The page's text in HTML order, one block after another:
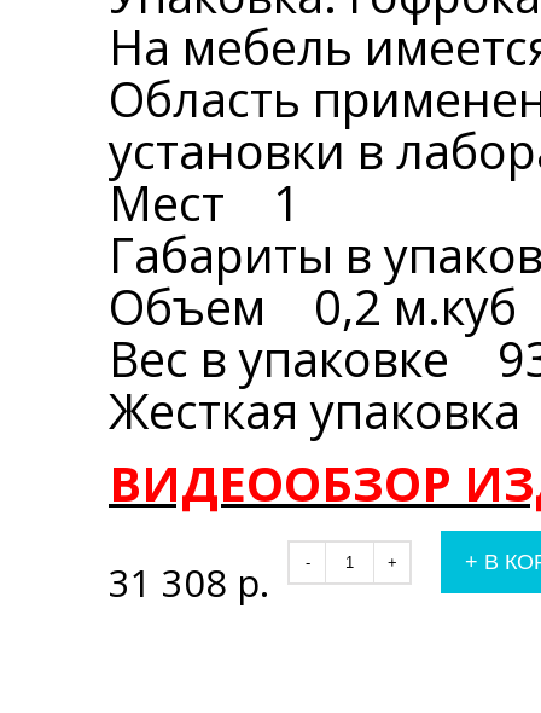
На мебель
Область
установки в
Мест 1
Габариты в
Объем 0,2 м.куб
Вес в упаковке
Жесткая
ВИДЕООБЗОР
31 308 р. - + + В